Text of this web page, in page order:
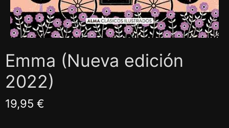
Emma (Nueva edición
2022)
19,95 €